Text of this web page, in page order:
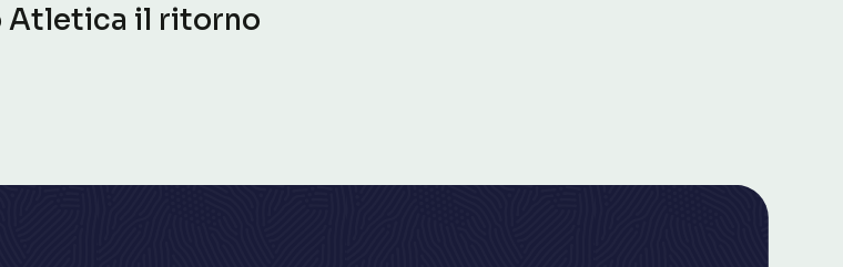
Atletica il ritorno